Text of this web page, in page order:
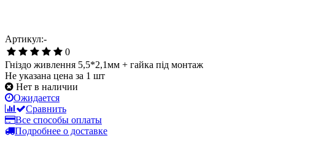
Артикул:-
0
Гніздо живлення 5,5*2,1мм + гайка під монтаж
Не указана цена за 1 шт
Нет в наличии
Ожидается
Сравнить
Все способы оплаты
Подробнее о доставке